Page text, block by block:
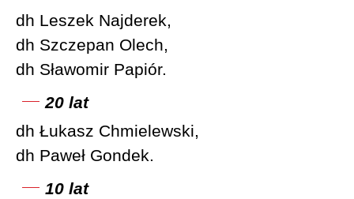
dh Leszek Najderek,
dh Szczepan Olech,
dh Sławomir Papiór.
20 lat
dh Łukasz Chmielewski,
dh Paweł Gondek.
10 lat